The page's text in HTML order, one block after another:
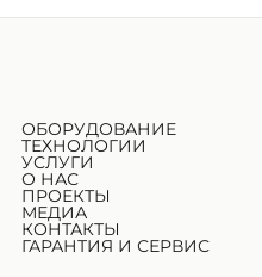
ОБОРУДОВАНИЕ
ТЕХНОЛОГИИ
УСЛУГИ
О НАС
ПРОЕКТЫ
МЕДИА
КОНТАКТЫ
ГАРАНТИЯ И СЕРВИС